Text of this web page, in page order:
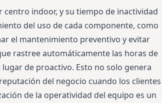
indoor, y su tiempo de inactividad
del uso de cada componente, como
el mantenimiento preventivo y evitar
rastree automáticamente las horas de
de proactivo. Esto no solo genera
del negocio cuando los clientes
de la operatividad del equipo es un